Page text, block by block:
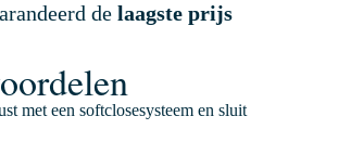
de laagste prijs
met een softclosesysteem en sluit